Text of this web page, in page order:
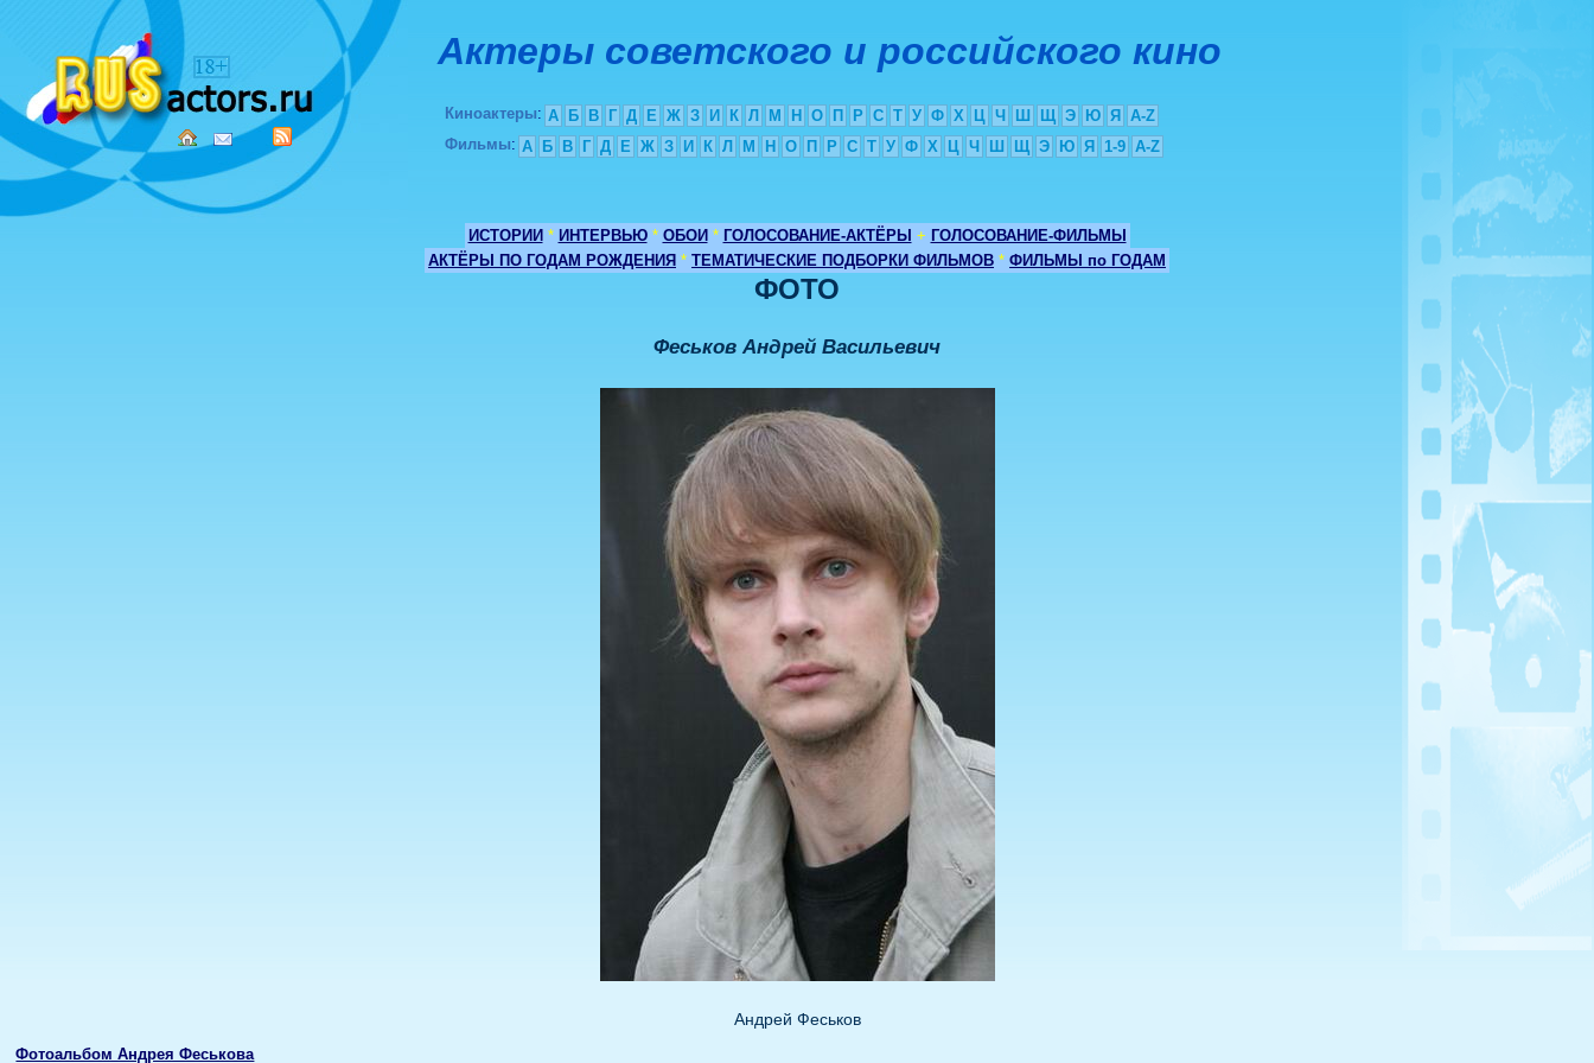
Актеры советского и российского кино
Киноактеры: А Б В Г Д Е Ж З И К Л М Н О П Р С Т У Ф Х Ц Ч Ш Щ Э Ю Я
A-Z
Фильмы: А Б В Г Д Е Ж З И К Л М Н О П Р С Т У Ф Х Ц Ч Ш Щ Э Ю Я 1-9 A-Z
ИСТОРИИ * ИНТЕРВЬЮ * ОБОИ * ГОЛОСОВАНИЕ-АКТЁРЫ + ГОЛОСОВАНИЕ-ФИЛЬМЫ
АКТЁРЫ ПО ГОДАМ РОЖДЕНИЯ * ТЕМАТИЧЕСКИЕ ПОДБОРКИ ФИЛЬМОВ * ФИЛЬМЫ по ГОДАМ
ФОТО
Феськов Андрей Васильевич
Андрей Феськов
Фотоальбом Андрея Феськова